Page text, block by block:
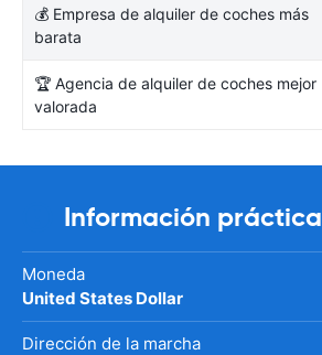
💰 Empresa de alquiler de coches más
barata
🏆 Agencia de alquiler de coches mejor
valorada
Información práctica
Moneda
United States Dollar
Dirección de la marcha